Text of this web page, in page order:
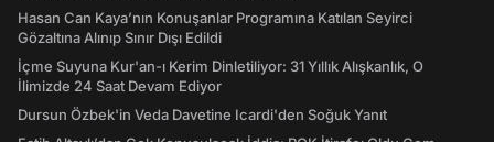
Hasan Can Kaya’nın Konuşanlar Programına Katılan Seyirci
Gözaltına Alınıp Sınır Dışı Edildi
İçme Suyuna Kur'an-ı Kerim Dinletiliyor: 31 Yıllık Alışkanlık, O
İlimizde 24 Saat Devam Ediyor
Dursun Özbek'in Veda Davetine Icardi'den Soğuk Yanıt